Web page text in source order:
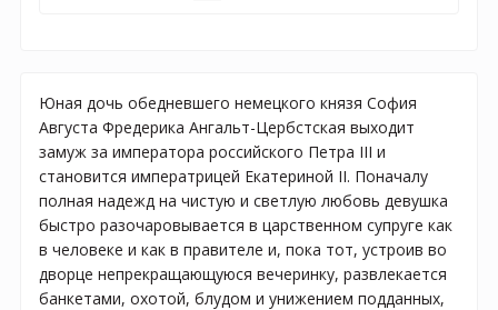
Юная дочь обедневшего немецкого князя София
Августа Фредерика Ангальт-Цербстская выходит
замуж за императора российского Петра III и
становится императрицей Екатериной II. Поначалу
полная надежд на чистую и светлую любовь девушка
быстро разочаровывается в царственном супруге как
в человеке и как в правителе и, пока тот, устроив во
дворце непрекращающуюся вечеринку, развлекается
банкетами, охотой, блудом и унижением подданных,